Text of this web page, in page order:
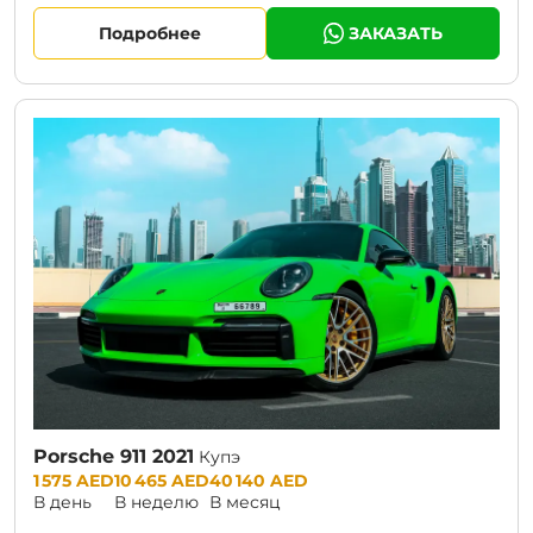
Подробнее ЗАКАЗАТЬ
Porsche 911 2021 Купэ
Prices:
1 575 AED
В день
10 465 AED
В неделю
40 140 AED
В месяц